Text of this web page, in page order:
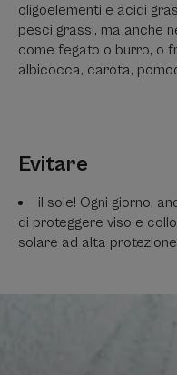
oligoelementi e acidi
pesci grassi, ma anche
come fegato o burro, o
albicocca, carota,
Evitare
il sole! Ogni giorno,
di proteggere viso e
solare ad alta protezione